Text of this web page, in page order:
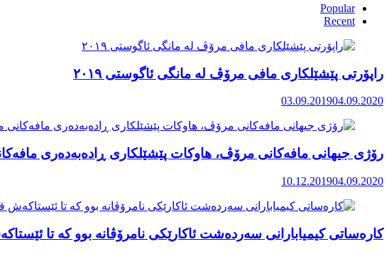
Popular
Recent
راپۆرتی پێشێلكاری مافی مرۆڤ له‌ مانگی ئاگوستی ٢٠١٩
03.09.201904.09.2020
رۆژی جیهانی مافەکانی مرۆڤ، هاوکات پێشێلکاری ڕادەبەدەری
10.12.201904.09.2020
کارەساتی کیمیابارانی سەردەشت ئاکارێکی نامرۆڤانە بوو کە تا